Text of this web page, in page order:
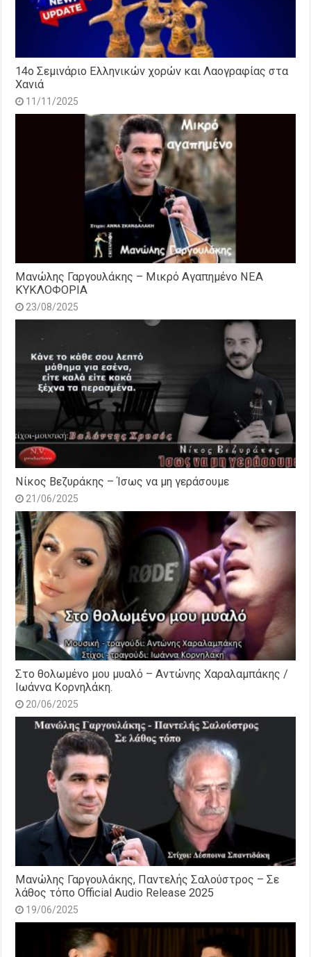
14o Σεμινάριο Ελληνικών χορών και Λαογραφίας στα
Χανιά
11/11/2025
Μανώλης Γαργουλάκης – Μικρό Αγαπημένο NEΑ
ΚΥΚΛΟΦΟΡΙΑ
23/08/2025
Νίκος Βεζυράκης – Ίσως να μη γεράσουμε
21/06/2025
Στο θολωμένο μου μυαλό – Αντώνης Χαραλαμπάκης /
Ιωάννα Κορνηλάκη.
20/06/2025
Μανώλης Γαργουλάκης, Παντελής Σαλούστρος – Σε
λάθος τόπο Official Audio Release 2025
19/06/2025